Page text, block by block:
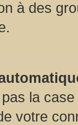
à des
la case
votre